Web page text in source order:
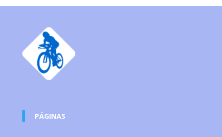
PÁGINAS